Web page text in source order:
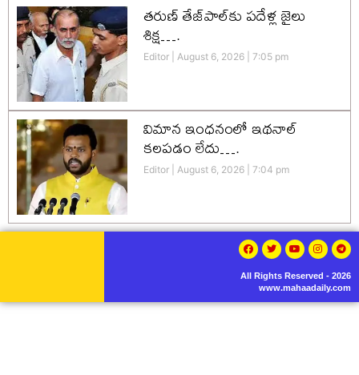
తరుణ్ తేజ్‌పాల్‌కు పదేళ్ల జైలు
శిక్ష….
Editor August 6, 2026 7:05 pm
విమాన ఇంధనంలో ఇథనాల్
కలపడం లేదు….
Editor August 6, 2026 7:04 pm
All Rights Reserved - 2026
www.mahaadaily.com